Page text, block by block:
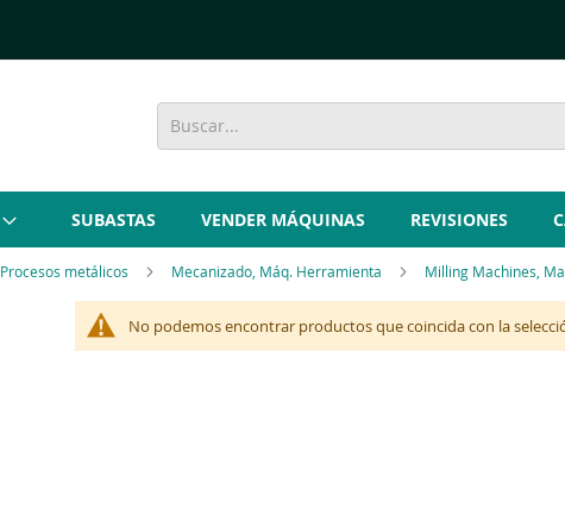
SUBASTAS VENDER MÁQUINAS REVISIONES
Procesos metálicos Mecanizado, Máq. Herramienta Milling Machines,
No podemos encontrar productos que coincida con la